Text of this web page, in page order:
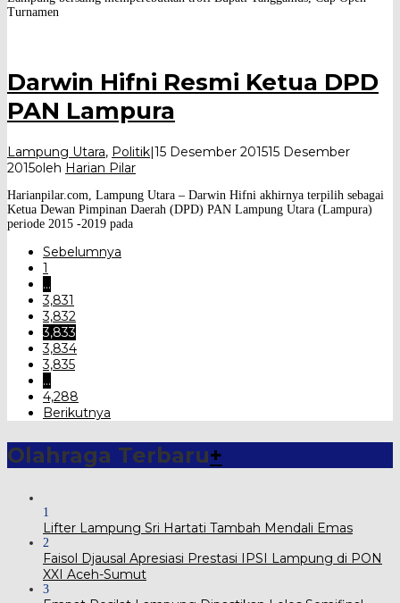
Turnamen
Darwin Hifni Resmi Ketua DPD
PAN Lampura
Lampung Utara, Politik 15 Desember 201515 Desember
2015oleh Harian Pilar
Harianpilar.com, Lampung Utara – Darwin Hifni akhirnya terpilih sebagai
Ketua Dewan Pimpinan Daerah (DPD) PAN Lampung Utara (Lampura)
periode 2015 -2019 pada
Sebelumnya
1
…
3,831
3,832
3,833
3,834
3,835
…
4,288
Berikutnya
Olahraga Terbaru+
1
Lifter Lampung Sri Hartati Tambah Mendali Emas
2
Faisol Djausal Apresiasi Prestasi IPSI Lampung di PON
XXI Aceh-Sumut
3